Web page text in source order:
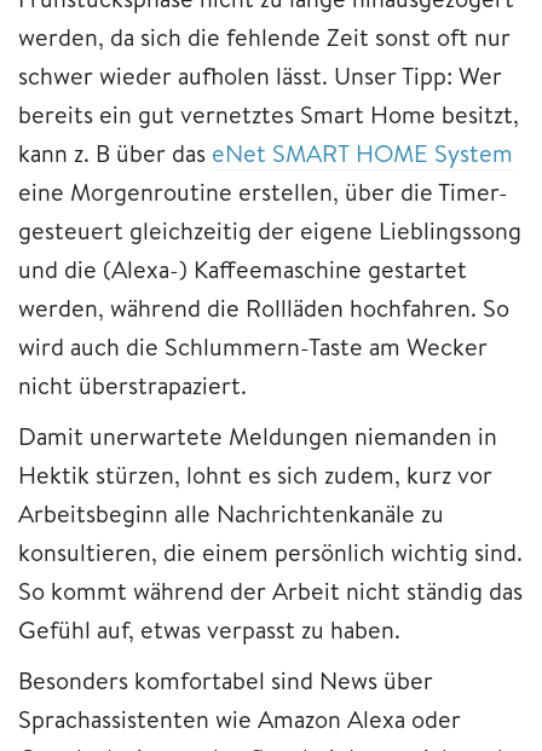
werden, da sich die fehlende Zeit sonst oft nur
schwer wieder aufholen lässt. Unser Tipp: Wer
bereits ein gut vernetztes Smart Home besitzt,
kann z. B über das eNet SMART HOME System
eine Morgenroutine erstellen, über die Timer-
gesteuert gleichzeitig der eigene Lieblingssong
und die (Alexa-) Kaffeemaschine gestartet
werden, während die Rollläden hochfahren. So
wird auch die Schlummern-Taste am Wecker
nicht überstrapaziert.
Damit unerwartete Meldungen niemanden in
Hektik stürzen, lohnt es sich zudem, kurz vor
Arbeitsbeginn alle Nachrichtenkanäle zu
konsultieren, die einem persönlich wichtig sind.
So kommt während der Arbeit nicht ständig das
Gefühl auf, etwas verpasst zu haben.
Besonders komfortabel sind News über
Sprachassistenten wie Amazon Alexa oder